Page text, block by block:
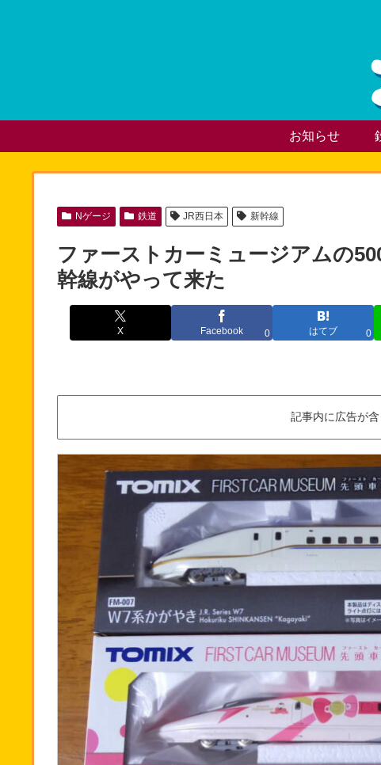
お知らせ
Nゲージ 鉄道 JR西日本 新幹線
ファーストカーミュージアムの
幹線がやって来た
X Facebook 0 はてブ 0
記事内に広告が含